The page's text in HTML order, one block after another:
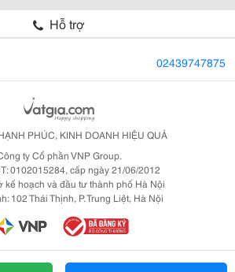
Hỗ trợ
02439747875
PHÚC, KINH DOANH HIỆU QUẢ
ty Cổ phần VNP Group.
0102015284, cấp ngày 21/06/2012
kế hoạch và đầu tư thành phố Hà Nội
102 Thái Thịnh, P. Trung Liệt, Hà Nội